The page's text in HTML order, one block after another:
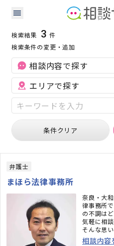
奈良県の交通事故に強い
交通事故
検索結果 3 件
検索条件の変更・追加
相談内容で探す
エリアで探す
条件クリア
弁護士
まほら法律事務所
奈良・大
律事務所
の不調は
気軽に相
そんな思
げました。
相談内容